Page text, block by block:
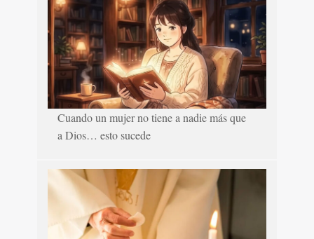
Cuando un mujer no tiene a nadie más que
a Dios… esto sucede